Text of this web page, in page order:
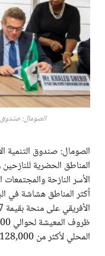
الصومال: صندوق
المناطق الحضرية
الأسر النازحة
أكثر المناطق هشاشة في
المحلي لأكثر من 128,000 نازح داخلي.